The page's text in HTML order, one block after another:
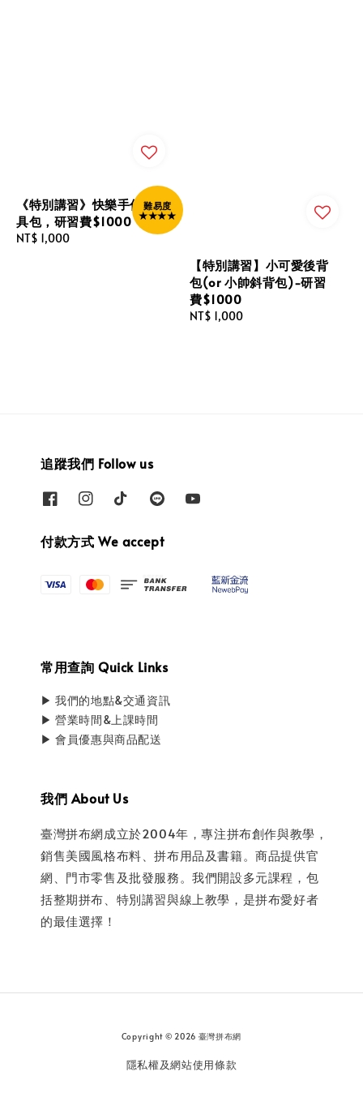
難易度
★★★★
《特別講習》快樂手作工
具包，研習費$1000
Regular
NT$ 1,000
【特別講習】小可愛後背
包(or 小帥斜背包)-研習
費$1000
Regular
NT$ 1,000
追蹤我們 Follow us
付款方式 We accept
常用查詢 Quick Links
▶ 我們的地點&交通資訊
▶ 營業時間&上課時間
▶ 會員優惠與商品配送
我們 About Us
臺灣拼布網成立於2004年，專注拼布創作與教學，
銷售美國風格布料、拼布用品及書籍。商品提供官
網、門市零售及批發服務。我們開設多元課程，包
括整期拼布、特別講習與線上教學，是拼布愛好者
的最佳選擇！
Copyright © 2026 臺灣拼布網
隱私權及網站使用條款